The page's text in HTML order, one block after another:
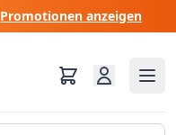
Promotionen anzeigen